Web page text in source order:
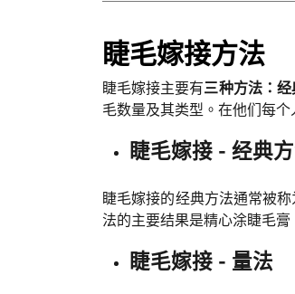
睫毛嫁接方法
睫毛嫁接主要有三种方法：
毛数量及其类型。在他们每
睫毛嫁接 - 经典
睫毛嫁接的经典方法通常被称
法的主要结果是精心涂睫毛
睫毛嫁接 - 量法